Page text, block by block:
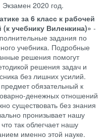
Экзамен 2020 год.
за 6 класс к рабочей
учебнику Виленкина)» -
задания по
учебника. Подробные
решения помогут
решения задач и
без лишних усилий.
обязательный к
денежных отношений
существовать без знания
пронизывает нашу
так облегчает нашу
именно этой науке.